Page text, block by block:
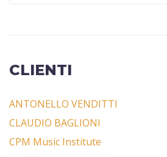
CLIENTI
ANTONELLO VENDITTI
CLAUDIO BAGLIONI
CPM Music Institute